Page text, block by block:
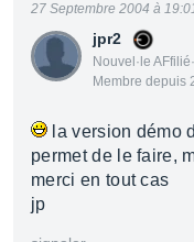
jpr2
Nouvel·le
Membre depuis
27 Septembre 2004 à
la version démo
permet de le faire,
merci en tout cas
jp